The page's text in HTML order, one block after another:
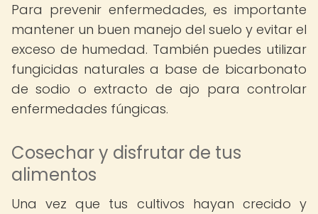
Para prevenir enfermedades, es importante
mantener un buen manejo del suelo y evitar el
exceso de humedad. También puedes utilizar
fungicidas naturales a base de bicarbonato
de sodio o extracto de ajo para controlar
enfermedades fúngicas.
Cosechar y disfrutar de tus
alimentos
Una vez que tus cultivos hayan crecido y